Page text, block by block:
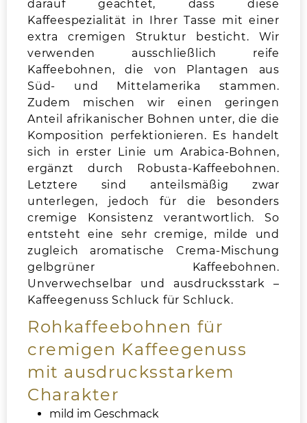
darauf geachtet, dass diese
Kaffeespezialität in Ihrer Tasse mit einer
extra cremigen Struktur besticht. Wir
verwenden ausschließlich reife
Kaffeebohnen, die von Plantagen aus
Süd- und Mittelamerika stammen.
Zudem mischen wir einen geringen
Anteil afrikanischer Bohnen unter, die die
Komposition perfektionieren. Es handelt
sich in erster Linie um Arabica-Bohnen,
ergänzt durch Robusta-Kaffeebohnen.
Letztere sind anteilsmäßig zwar
unterlegen, jedoch für die besonders
cremige Konsistenz verantwortlich. So
entsteht eine sehr cremige, milde und
zugleich aromatische Crema-Mischung
gelbgrüner Kaffeebohnen.
Unverwechselbar und ausdrucksstark –
Kaffeegenuss Schluck für Schluck.
Rohkaffeebohnen für
cremigen Kaffeegenuss
mit ausdrucksstarkem
Charakter
mild im Geschmack